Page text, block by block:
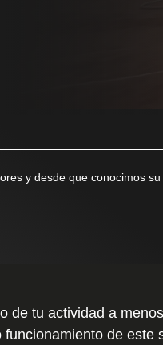
y desde que conocimos
de tu actividad a
de este